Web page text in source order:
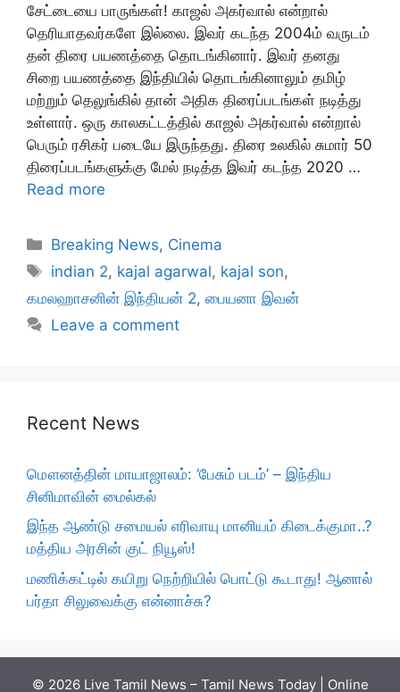
சேட்டையை பாருங்கள்! காஜல் அகர்வால் என்றால்
தெரியாதவர்களே இல்லை. இவர் கடந்த 2004ம் வருடம்
தன் திரை பயணத்தை தொடங்கினார். இவர் தனது
சிறை பயணத்தை இந்தியில் தொடங்கினாலும் தமிழ்
மற்றும் தெலுங்கில் தான் அதிக திரைப்படங்கள் நடித்து
உள்ளார். ஒரு காலகட்டத்தில் காஜல் அகர்வால் என்றால்
பெரும் ரசிகர் படையே இருந்தது. திரை உலகில் சுமார் 50
திரைப்படங்களுக்கு மேல் நடித்த இவர் கடந்த 2020 …
Read more
Categories
Breaking News, Cinema
Tags
indian 2, kajal agarwal, kajal son,
கமலஹாசனின் இந்தியன் 2, பையனா இவன்
Leave a comment
Recent News
மௌனத்தின் மாயாஜாலம்: ‘பேசும் படம்’ – இந்திய
சினிமாவின் மைல்கல்
இந்த ஆண்டு சமையல் எரிவாயு மானியம் கிடைக்குமா..?
மத்திய அரசின் குட் நியூஸ்!
மணிக்கட்டில் கயிறு நெற்றியில் பொட்டு கூடாது! ஆனால்
பர்தா சிலுவைக்கு என்னாச்சு?
© 2026 Live Tamil News – Tamil News Today | Online